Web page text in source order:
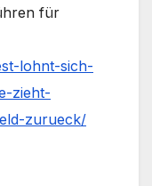
für
lohnt-sich-
zieht-
zurueck/